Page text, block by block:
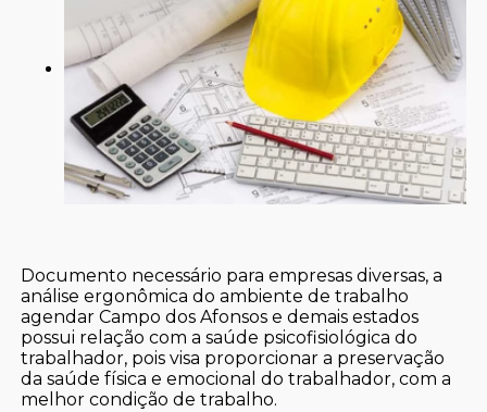
Documento necessário para empresas diversas, a
análise ergonômica do ambiente de trabalho
agendar Campo dos Afonsos e demais estados
possui relação com a saúde psicofisiológica do
trabalhador, pois visa proporcionar a preservação
da saúde física e emocional do trabalhador, com a
melhor condição de trabalho.